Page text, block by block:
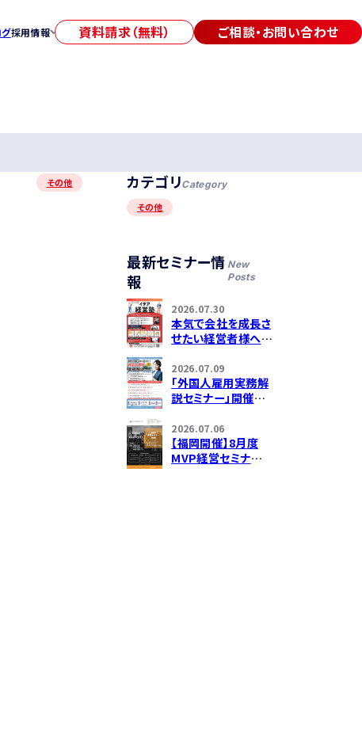
採用情報
エントリー
資料請求（無料） ご相談・お問い合わせ
その他 カテゴリCategory
その他
最新セミナー情
報
New
Posts
2026.07.30
本気で会社を成長さ
せたい経営者様へ！
塾」開催のお知らせ
2026.07.09
「外国人雇用実務解
説セミナー」開催に
2026.07.06
【福岡開催】8月度
MVP経営セミナー